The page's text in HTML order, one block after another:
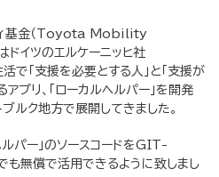
ィ基金（Toyota Mobility
イツのエルケーニッヒ社
で「支援を必要とする人」と「支援が
プリ、「ローカルヘルパー」を開発
ルク地方で展開してきました。
パー」のソースコードをGIT-
無償で活用できるように致しまし